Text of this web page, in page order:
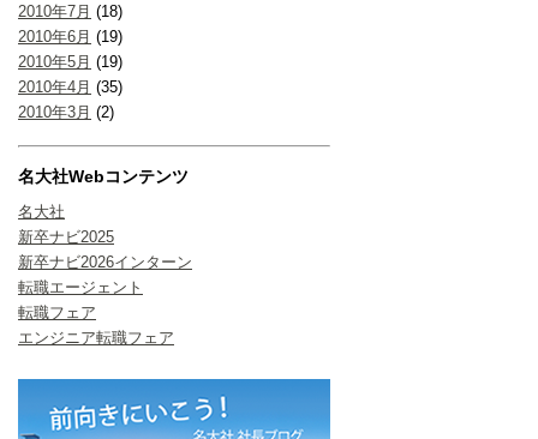
2010年7月 (18)
2010年6月 (19)
2010年5月 (19)
2010年4月 (35)
2010年3月 (2)
名大社Webコンテンツ
名大社
新卒ナビ2025
新卒ナビ2026インターン
転職エージェント
転職フェア
エンジニア転職フェア